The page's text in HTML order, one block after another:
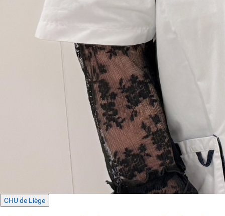
CHU de Liège